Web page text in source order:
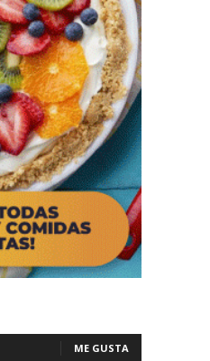
ME GUSTA